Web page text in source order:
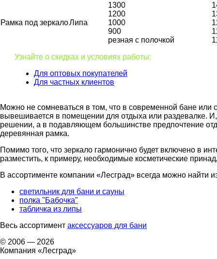
Рамка под зеркалоЛипа
1300
1200
1000
900
резная с полочкой
Узнайте о скидках и условиях работы:
Для оптовых покупателей
Для частных клиентов
Можно не сомневаться в том, что в современной бане или
вывешивается в помещении для отдыха или раздевалке.
решении, а в подавляющем большинстве предпочтение
деревянная рамка.
Помимо того, что зеркало гармонично будет включено в
разместить, к примеру, необходимые косметические
В ассортименте компании «Лесград» всегда можно найти
светильник для бани и сауны
полка "Бабочка"
табличка из липы
Весь ассортимент аксессуаров для бани
© 2006 — 2026
Компания «Лесград»